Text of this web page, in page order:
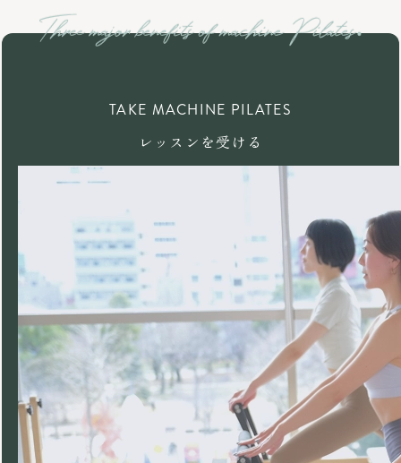
TAKE MACHINE PILATES
レッスンを受ける